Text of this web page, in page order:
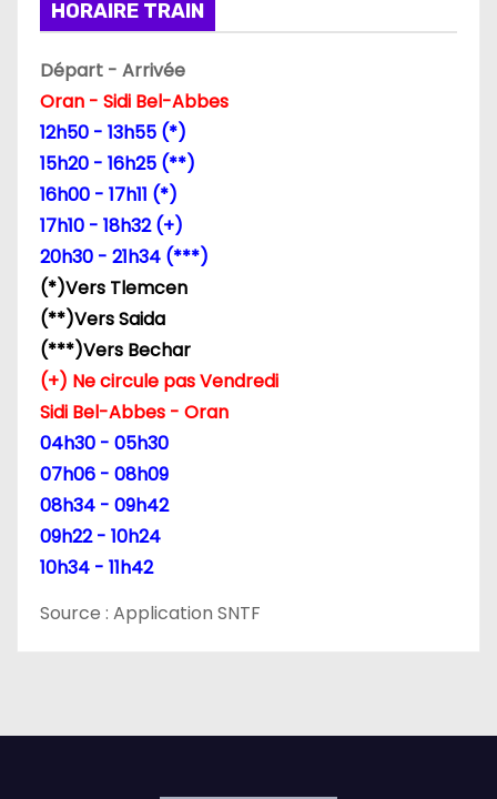
HORAIRE TRAIN
Départ - Arrivée
Oran - Sidi Bel-Abbes
12h50 - 13h55 (*)
15h20 - 16h25 (**)
16h00 - 17h11 (*)
17h10 - 18h32 (+)
20h30 - 21h34 (***)
(*)Vers Tlemcen
(**)Vers Saida
(***)Vers Bechar
(+) Ne circule pas Vendredi
Sidi Bel-Abbes - Oran
04h30 - 05h30
07h06 - 08h09
08h34 - 09h42
09h22 - 10h24
10h34 - 11h42
Source : Application SNTF